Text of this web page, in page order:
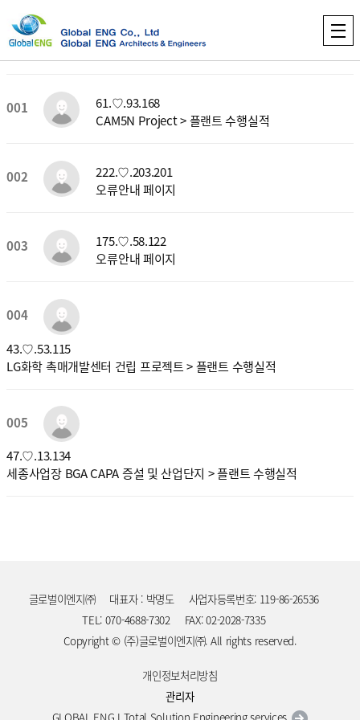
001
61.♡.93.168
CAM5N Project > 플랜트 수행실적
002
222.♡.203.201
오류안내 페이지
003
175.♡.58.122
오류안내 페이지
004
43.♡.53.115
LG화학 촉매개발센터 건립 프로젝트 > 플랜트 수행실적
005
47.♡.13.134
세종사업장 BGA CAPA 증설 및 산업단지 > 플랜트 수행실적
글로벌이엔지㈜ 대표자 : 박명도
사업자등록번호: 119-86-26536
TEL: 070-4688-7302
FAX: 02-2028-7335
Copyright © (주)글로벌이엔지㈜. All rights reserved.
개인정보처리방침
관리자
GLOBAL ENG I Total Solution Engineering services.